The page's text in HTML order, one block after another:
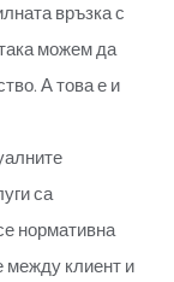
връзка с
можем да
А това е и
са
нормативна
между клиент и